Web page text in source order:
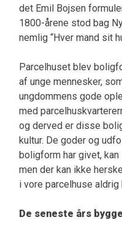
det Emil Bojsen
1800-årene stod bag
nemlig “Hver mand sit
Parcelhuset blev
af unge mennesker,
ungdommens gode
med
og derved er disse
kultur. De goder og
boligform har givet,
men der kan ikke
i vore parcelhuse
De seneste års